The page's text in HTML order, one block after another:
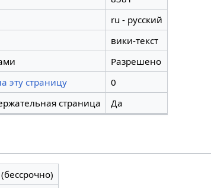
ru - русский
вики-текст
Разрешено
эту страницу
0
страница
Да